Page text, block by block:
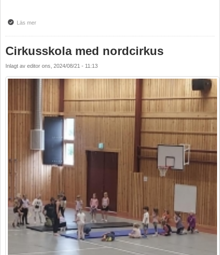
Läs merom Fjällsjö Spelmansstämma
Cirkusskola med nordcirkus
Inlagt av editor ons, 2024/08/21 - 11:13